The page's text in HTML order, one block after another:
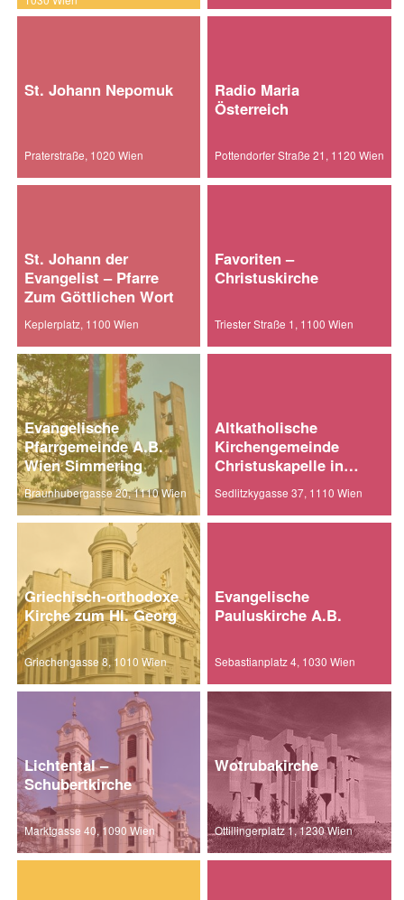
St. Johann Nepomuk
Praterstraße, 1020 Wien
Radio Maria
Österreich
Pottendorfer Straße 21, 1120 Wien
St. Johann der
Evangelist – Pfarre
Zum Göttlichen Wort
Keplerplatz, 1100 Wien
Favoriten –
Christuskirche
Triester Straße 1, 1100 Wien
Evangelische
Pfarrgemeinde A.B.
Wien Simmering
Braunhubergasse 20, 1110 Wien
Altkatholische
Kirchengemeinde
Christuskapelle in
Wien-Ost
Sedlitzkygasse 37, 1110 Wien
Griechisch-orthodoxe
Kirche zum Hl. Georg
Griechengasse 8, 1010 Wien
Evangelische
Pauluskirche A.B.
Sebastianplatz 4, 1030 Wien
Lichtental –
Schubertkirche
Marktgasse 40, 1090 Wien
Wotrubakirche
Ottillingerplatz 1, 1230 Wien